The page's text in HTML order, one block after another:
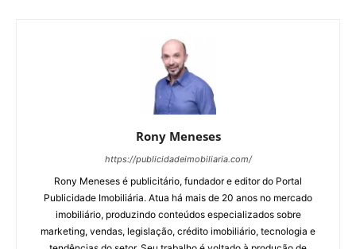
Rony Meneses
https://publicidadeimobiliaria.com/
Rony Meneses é publicitário, fundador e editor do Portal
Publicidade Imobiliária. Atua há mais de 20 anos no mercado
imobiliário, produzindo conteúdos especializados sobre
marketing, vendas, legislação, crédito imobiliário, tecnologia e